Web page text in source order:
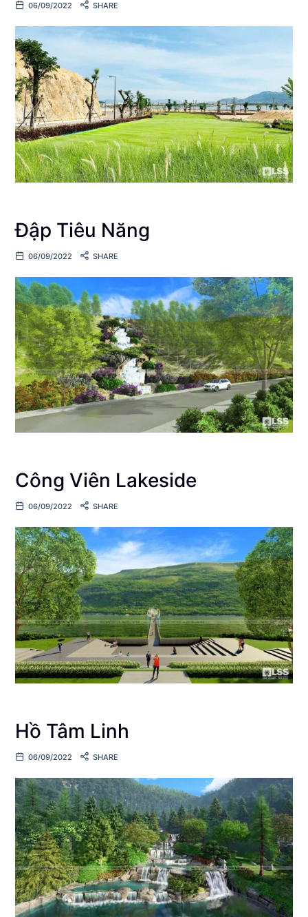
06/09/2022 SHARE
Đập Tiêu Năng
06/09/2022 SHARE
Công Viên Lakeside
06/09/2022 SHARE
Hồ Tâm Linh
06/09/2022 SHARE